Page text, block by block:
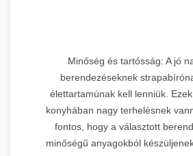
Minőség és tartósság: A jó
berendezéseknek
élettartamúnak kell lenniük.
konyhában nagy terhelésnek
fontos, hogy a választott
minőségű anyagokból